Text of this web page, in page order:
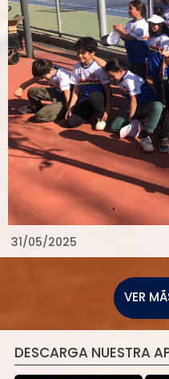
cada semana en horarios
31/05/2025
VER
DESCARGA NUESTRA